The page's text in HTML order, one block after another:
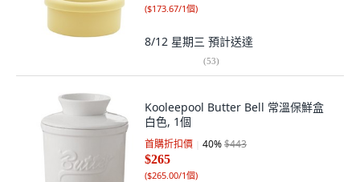
($173.67/1個)
8/12 星期三 預計送達
(53)
Kooleepool Butter Bell 常溫保鮮盒
白色, 1個
首購折扣價 40%$443
$265
($265.00/1個)